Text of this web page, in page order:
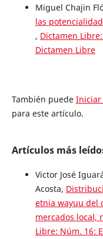
Miguel Chajin
las
, Dictamen
Dictamen Libre
También puede Iniciar
para este artículo.
Artículos más
Victor José
Acosta,
etnia wayuu del
mercados local,
Libre: Núm. 16: